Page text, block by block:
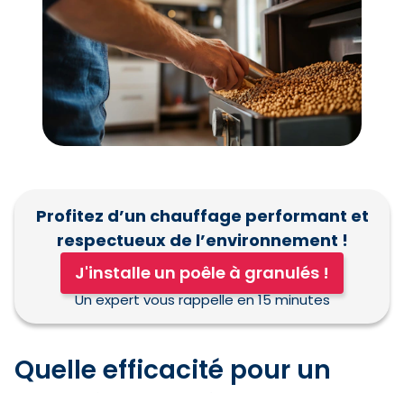
Profitez d’un chauffage performant et
respectueux de l’environnement !
J'installe un poêle à granulés !
Un expert vous rappelle en 15 minutes
Quelle efficacité pour un